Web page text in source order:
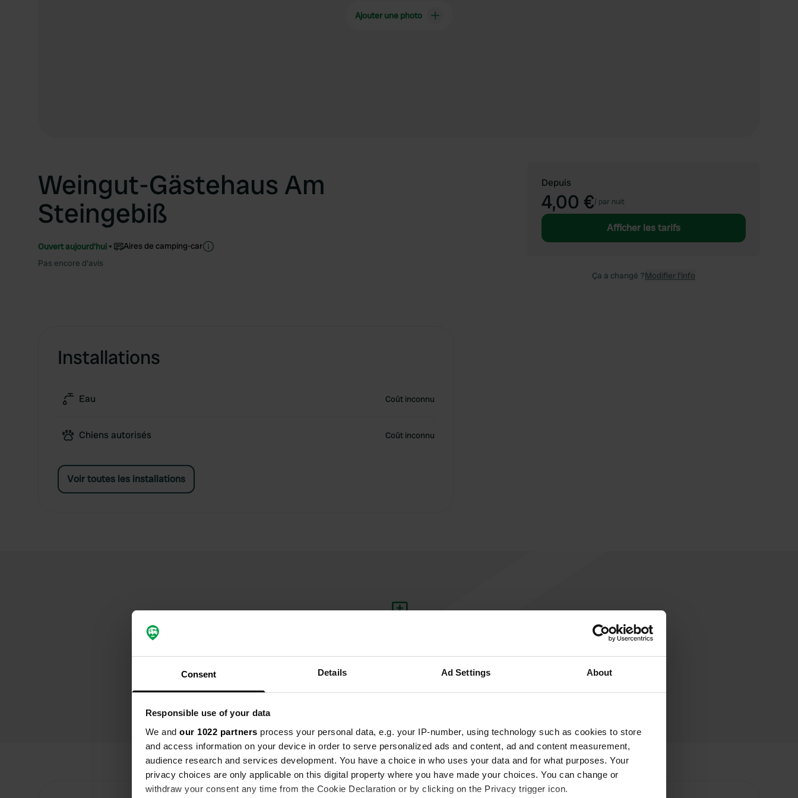
Consent Details Ad Settings About
Responsible use of your data
We and our 1022 partners process your personal data, e.g. your IP-number, using technology such as cookies to store
and access information on your device in order to serve personalized ads and content, ad and content measurement,
audience research and services development. You have a choice in who uses your data and for what purposes. Your
privacy choices are only applicable on this digital property where you have made your choices. You can change or
withdraw your consent any time from the Cookie Declaration or by clicking on the Privacy trigger icon.
Ajouter une photo
Weingut-Gästehaus Am
Steingebiß
Ouvert aujourd'hui
Aires de camping-car
Pas encore d'avis
Installations
Eau Coût inconnu
Chiens autorisés Coût inconnu
Voir toutes les installations
Depuis
4,00 €/ par nuit
Afficher les tarifs
Ça a changé ?Modifier l’info